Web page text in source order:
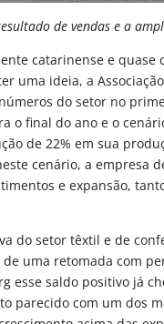
de vendas e a
catarinense e
uma ideia, a
do setor no
o final do ano e o
de 22% em sua
cenário, a empresa
e expansão,
do setor têxtil e de
uma retomada com
esse saldo positivo já
parecido com um dos